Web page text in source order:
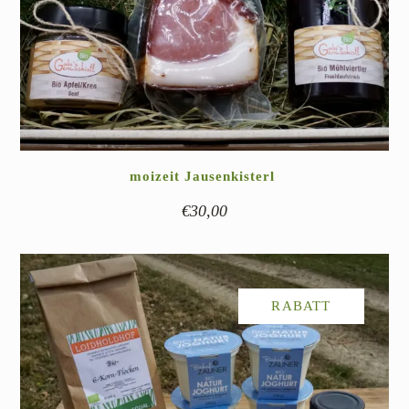
moizeit Jausenkisterl
€30,00
RABATT